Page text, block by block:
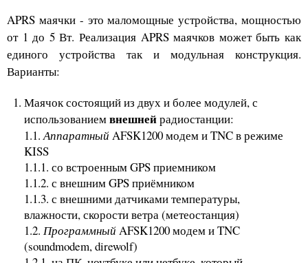
APRS маячки - это маломощные устройства, мощностью
от 1 до 5 Вт. Реализация APRS маячков может быть как
единого устройства так и модульная конструкция.
Варианты:
Маячок состоящий из двух и более модулей, с
использованиемвнешнейрадиостанции:
1.1.АппаратныйAFSK1200 модем и TNC в режиме
KISS
1.1.1. со встроенным GPS приемником
1.1.2. с внешним GPS приёмником
1.1.3. с внешними датчиками температуры,
влажности, скорости ветра (метеостанция)
1.2. ПрограммныйAFSK1200 модем и TNC
(soundmodem, direwolf)